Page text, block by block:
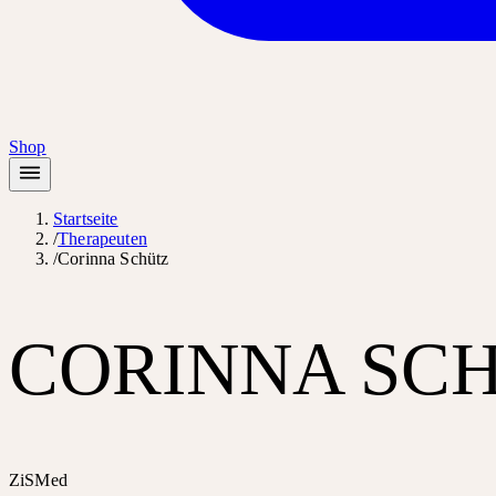
Shop
Startseite
/Therapeuten
/Corinna Schütz
CORINNA
ZiSMed